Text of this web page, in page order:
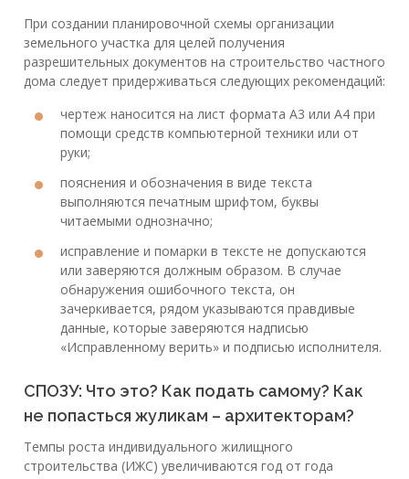
При создании планировочной схемы организации
земельного участка для целей получения
разрешительных документов на строительство частного
дома следует придерживаться следующих рекомендаций:
чертеж наносится на лист формата А3 или А4 при
помощи средств компьютерной техники или от
руки;
пояснения и обозначения в виде текста
выполняются печатным шрифтом, буквы
читаемыми однозначно;
исправление и помарки в тексте не допускаются
или заверяются должным образом. В случае
обнаружения ошибочного текста, он
зачеркивается, рядом указываются правдивые
данные, которые заверяются надписью
«Исправленному верить» и подписью исполнителя.
СПОЗУ: Что это? Как подать самому? Как
не попасться жуликам – архитекторам?
Темпы роста индивидуального жилищного
строительства (ИЖС) увеличиваются год от года